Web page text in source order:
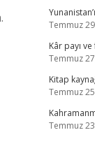
Temmuz
Kâr payı
Temmuz
Kitap
Temmuz
Temmuz